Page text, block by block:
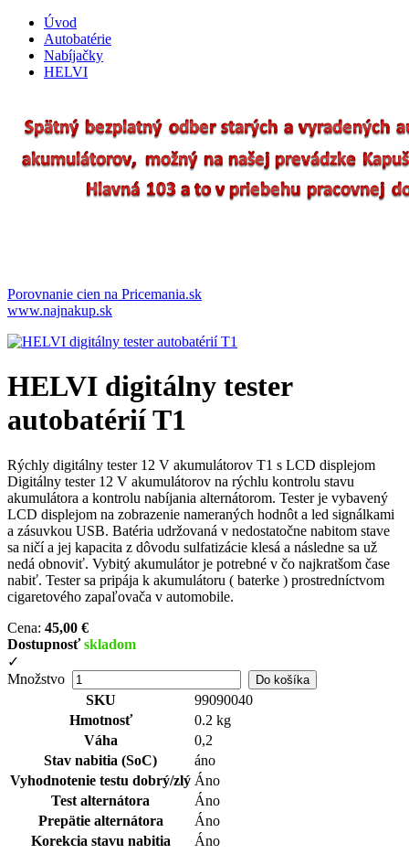
Úvod
Autobatérie
Nabíjačky
HELVI
Porovnanie cien na Pricemania.sk
www.najnakup.sk
HELVI digitálny tester
autobatérií T1
Rýchly digitálny tester 12 V akumulátorov T1 s LCD displejom
Digitálny tester 12 V akumulátorov na rýchlu kontrolu stavu
akumulátora a kontrolu nabíjania alternátorom. Tester je vybavený
LCD displejom na zobrazenie nameraných hodnôt a led signálkami
a zásuvkou USB. Batéria udržovaná v nedostatočne nabitom stave
sa ničí a jej kapacita z dôvodu sulfatizácie klesá a následne sa už
nedá obnoviť. Vybitý akumulátor je potrebné v čo najkratšom čase
nabiť. Tester sa pripája k akumulátoru ( baterke ) prostredníctvom
cigaretového zapaľovača v automobile.
Cena: 45,00 €
Dostupnosť skladom
✓
Množstvo
SKU
99090040
Hmotnosť
0.2 kg
Váha
0,2
Stav nabitia (SoC)
áno
Vyhodnotenie testu dobrý/zlý Áno
Test alternátora
Áno
Prepätie alternátora
Áno
Korekcia stavu nabitia
Áno